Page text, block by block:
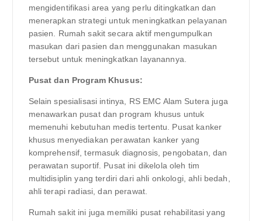
mengidentifikasi area yang perlu ditingkatkan dan
menerapkan strategi untuk meningkatkan pelayanan
pasien. Rumah sakit secara aktif mengumpulkan
masukan dari pasien dan menggunakan masukan
tersebut untuk meningkatkan layanannya.
Pusat dan Program Khusus:
Selain spesialisasi intinya, RS EMC Alam Sutera juga
menawarkan pusat dan program khusus untuk
memenuhi kebutuhan medis tertentu. Pusat kanker
khusus menyediakan perawatan kanker yang
komprehensif, termasuk diagnosis, pengobatan, dan
perawatan suportif. Pusat ini dikelola oleh tim
multidisiplin yang terdiri dari ahli onkologi, ahli bedah,
ahli terapi radiasi, dan perawat.
Rumah sakit ini juga memiliki pusat rehabilitasi yang